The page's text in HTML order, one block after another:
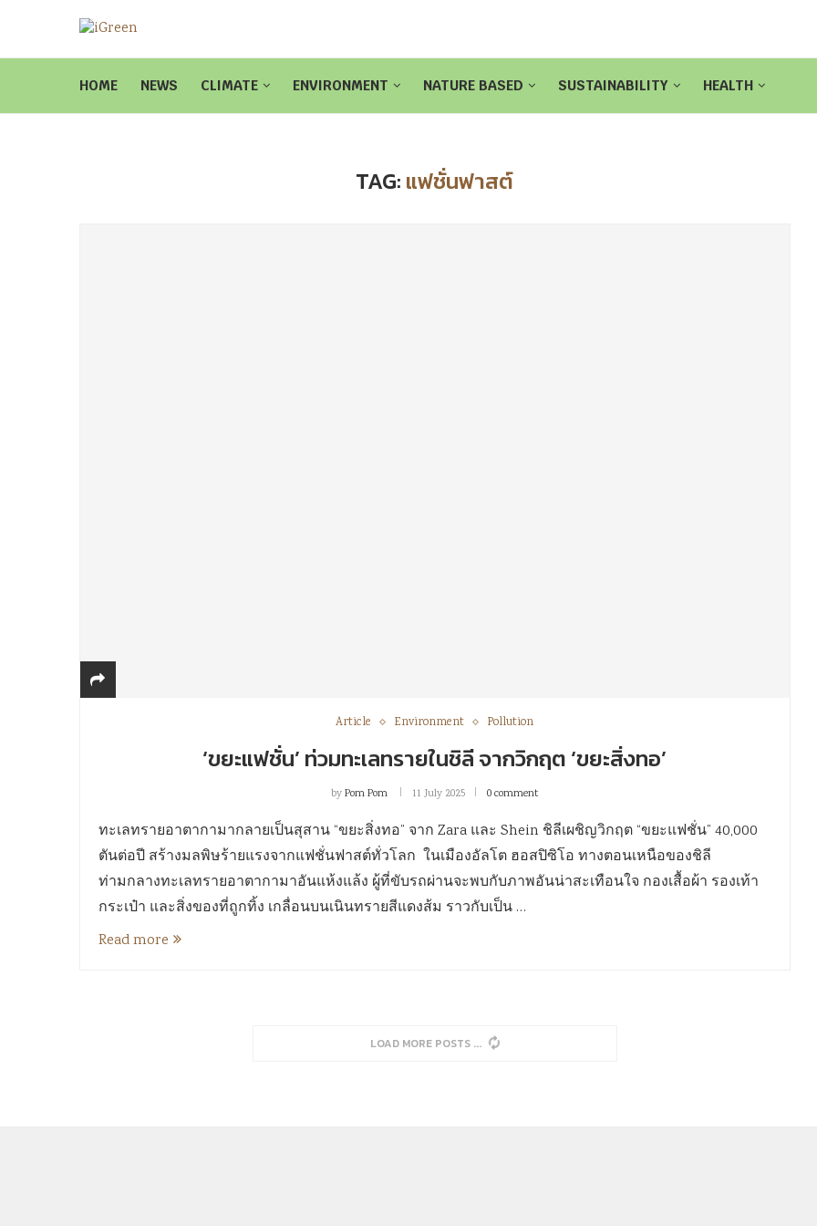
HOME NEWS CLIMATE ENVIRONMENT NATURE BASED SUSTAINABILITY HEALTH
TAG: แฟชั่นฟาสต์
Article Environment Pollution
‘ขยะแฟชั่น’ ท่วมทะเลทรายในชิลี จากวิกฤต ‘ขยะสิ่งทอ’
byPom Pom 11 July 2025 0 comment
ทะเลทรายอาตากามากลายเป็นสุสาน “ขยะสิ่งทอ” จาก Zara และ Shein ชิลีเผชิญวิกฤต “ขยะแฟชั่น” 40,000
ตันต่อปี สร้างมลพิษร้ายแรงจากแฟชั่นฟาสต์ทั่วโลก ในเมืองอัลโต ฮอสปิซิโอ ทางตอนเหนือของชิลี
ท่ามกลางทะเลทรายอาตากามาอันแห้งแล้ง ผู้ที่ขับรถผ่านจะพบกับภาพอันน่าสะเทือนใจ กองเสื้อผ้า รองเท้า
กระเป๋า และสิ่งของที่ถูกทิ้ง เกลื่อนบนเนินทรายสีแดงส้ม ราวกับเป็น …
Read more
LOAD MORE POSTS